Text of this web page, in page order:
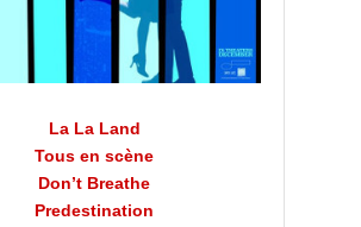
La La Land
Tous en scène
Don’t Breathe
Predestination